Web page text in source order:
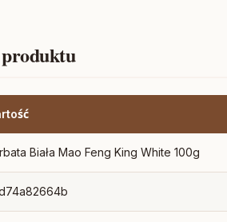
Biała Mao Feng King White 100g